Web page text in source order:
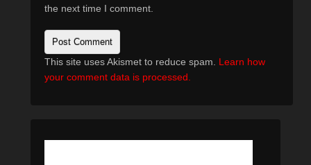
the next time I comment.
This site uses Akismet to reduce spam. Learn how
your comment data is processed.